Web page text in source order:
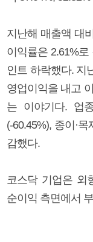
지난해 매출액 대
이익률은 2.61%로
인트 하락했다. 지
영업이익을 내고
는 이야기다. 업
(-60.45%), 종이·
감했다.
코스닥 기업은 외
순이익 측면에서